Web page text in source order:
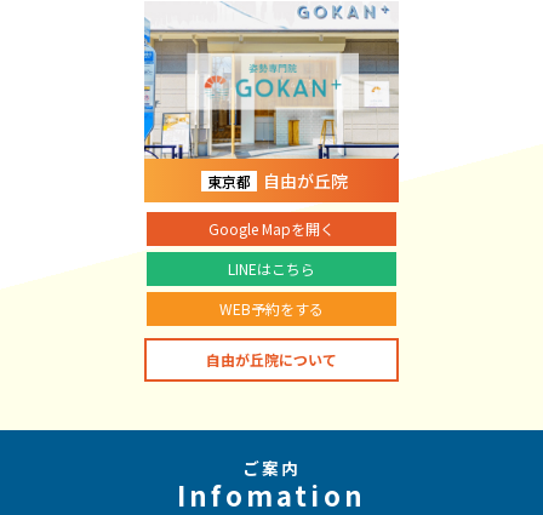
東京都 自由が丘院
Google Mapを開く
LINEはこちら
WEB予約をする
自由が丘院について
ご案内
Infomation